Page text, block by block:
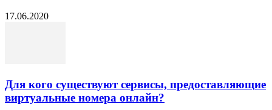
17.06.2020
Для кого существуют сервисы, предоставляющие
виртуальные номера онлайн?